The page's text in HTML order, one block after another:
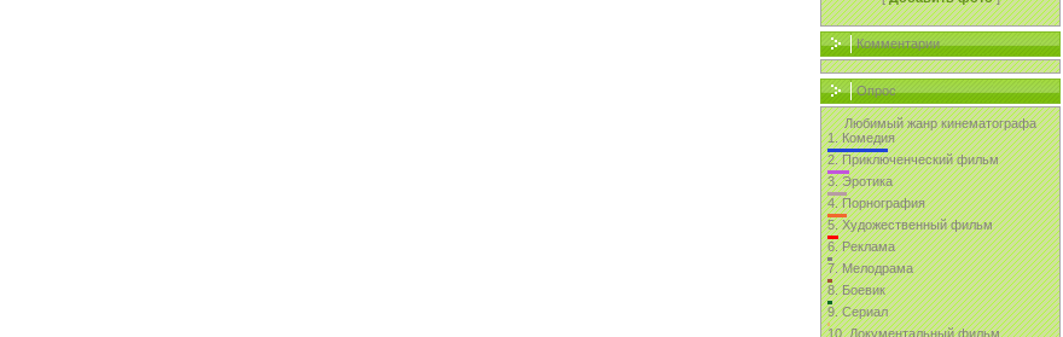
Комментарии
Опрос
Любимый жанр кинематографа
1.Комедия
2.Приключенческий фильм
3.Эротика
4.Порнография
5.Художественный фильм
6.Реклама
7.Мелодрама
8.Боевик
9.Сериал
10.Документальный фильм